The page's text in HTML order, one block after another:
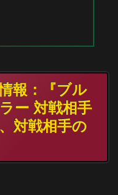
報：『ブル
ー 対戦相手
対戦相手の